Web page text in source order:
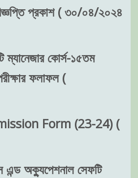
প্রকাশ ( ৩০/০৪/২০২৪
ম্যানেজার কোর্স-১৫তম
ফলাফল (
Form (23-24) (
এন্ড অক্যুপেশনাল সেফটি